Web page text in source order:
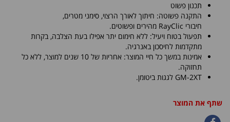
תכנון פשוט
התקנה פשוטה: חיתוך לאורך הרצוי, סימני מטרים,
חיבורי RayClic מהירים ופשוטים.
תפעול בטוח ויעיל: ללא חימום יתר אפילו בעת הצלבה, בקרות
מתקדמות לחיסכון באנרגיה.
אמינות במשך כל חיי המוצר: אחריות של 10 שנים למוצר, ללא כל
תחזוקה.
GM-2XT לגגות ביטומן.
שתף את המוצר